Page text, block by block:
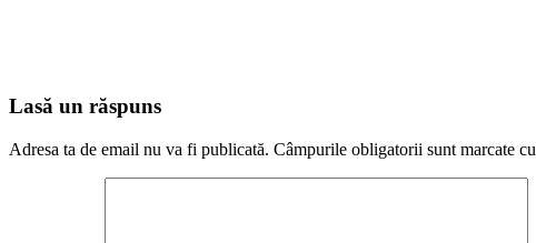
Lasă un răspuns
Adresa ta de email nu va fi publicată. Câmpurile obligatorii sunt marcate cu